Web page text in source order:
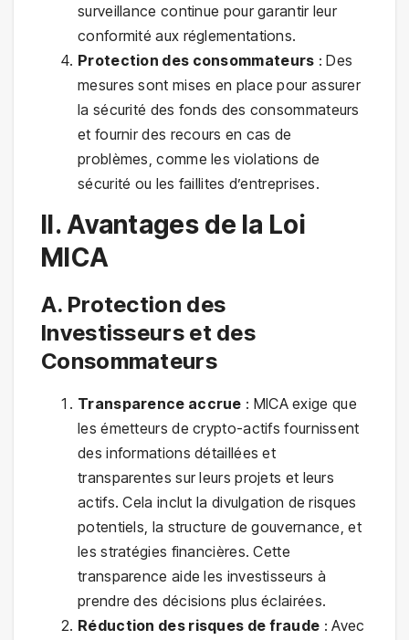
surveillance continue pour garantir leur
conformité aux réglementations.
Protection des consommateurs : Des
mesures sont mises en place pour assurer
la sécurité des fonds des consommateurs
et fournir des recours en cas de
problèmes, comme les violations de
sécurité ou les faillites d’entreprises.
II. Avantages de la Loi
MICA
A. Protection des
Investisseurs et des
Consommateurs
Transparence accrue : MICA exige que
les émetteurs de crypto-actifs fournissent
des informations détaillées et
transparentes sur leurs projets et leurs
actifs. Cela inclut la divulgation de risques
potentiels, la structure de gouvernance, et
les stratégies financières. Cette
transparence aide les investisseurs à
prendre des décisions plus éclairées.
Réduction des risques de fraude : Avec